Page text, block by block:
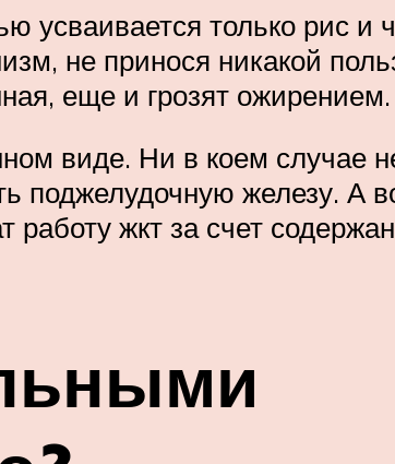
усваивается только рис и
не принося никакой
еще и грозят ожирением.
виде. Ни в коем случае
поджелудочную железу. А
работу жкт за счет